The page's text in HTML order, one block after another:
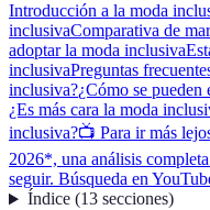
Introducción a la moda
inclusivaComparativa de
adoptar la moda inclusiva
inclusivaPreguntas
inclusiva?¿Cómo se pueden
¿Es más cara la moda
inclusiva?📺 Para ir más
2026*, una análisis
seguir. Búsqueda en
Índice(13 secciones)